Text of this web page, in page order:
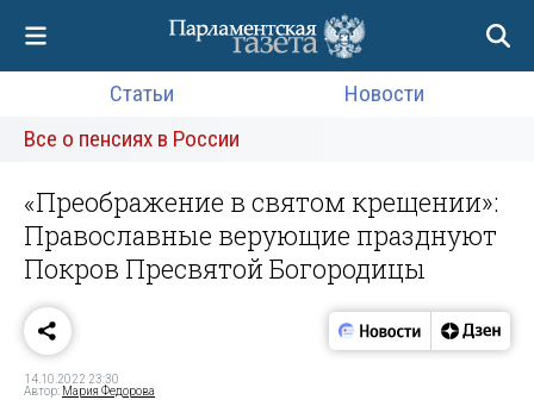
Статьи
Новости
Все о пенсиях в России
«Преображение в святом крещении»:
Православные верующие празднуют
Покров Пресвятой Богородицы
14.10.2022 23:30
Автор: Мария Федорова